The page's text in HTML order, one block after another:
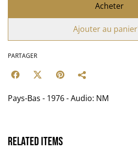
Acheter
Ajouter au panier
PARTAGER
Pays-Bas - 1976 - Audio: NM
Related items